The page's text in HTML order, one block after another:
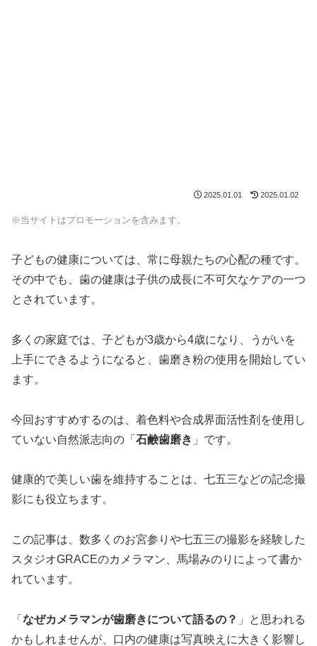
2025.01.01 2025.01.02
※当サイトはプロモーションを含みます。
子どもの健康については、常に母親たちの心配の種です。
その中でも、歯の健康は子供の成長に不可欠なケアの一つ
とされています。
多くの家庭では、子どもが3歳から4歳になり、うがいを
上手にできるようになると、歯磨き粉の使用を開始してい
ます。
今回おすすめするのは、着色料や合成界面活性剤を使用し
ていない自然派志向の「 石鹸歯磨き 」です。
健康的で美しい歯を維持することは、七五三などの記念撮
影にも役立ちます。
この記事は、数多くのお宮参りや七五三の撮影を経験した
スタジオGRACEのカメラマン、馬場みのりによって書か
れています。
「 なぜカメラマンが歯磨きについて語るの？ 」と思われる
かもしれませんが、口内の健康は写真映えに大きく影響し